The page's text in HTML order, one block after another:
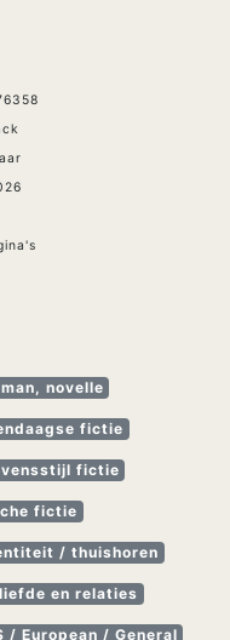
novelle
fictie
fictie
fictie
/ thuishoren
en relaties
/ European / General